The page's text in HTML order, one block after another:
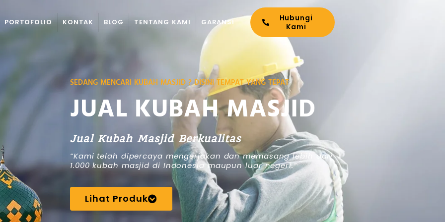
PORTOFOLIO KONTAK BLOG TENTANG KAMI GARANSI
Hubungi
Kami
SEDANG MENCARI KUBAH MASJID ? DISINI TEMPAT YANG TEPAT
JUAL KUBAH MASJID
Jual Kubah Masjid Berkualitas
“Kami telah dipercaya mengerjakan dan memasang lebih dari
1.000 kubah masjid di Indonesia maupun luar negeri.”
Lihat Produk